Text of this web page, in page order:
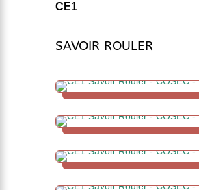
CE1
SAVOIR ROULER